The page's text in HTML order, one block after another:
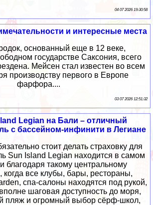
04 07 2026 19:30:58
и интересные места
основанный еще в 12 веке,
государстве Саксония, всего
Мейсен стал известен во всем
производству первого в Европе
фарфора....
03 07 2026 12:51:32
Legian на Бали – отличный
с бассейном-инфинити в Легиане
стоит делать страховку для
Sun Island Legian находится в самом
благодаря такому центральному
все клубы, бары, рестораны,
спа-салоны находятся под рукой,
шаговая доступность до моря,
пляж и огромный выбор сёрф-школ,